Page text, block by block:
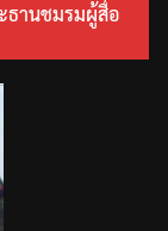
ธานชมรมผู้สื่อ